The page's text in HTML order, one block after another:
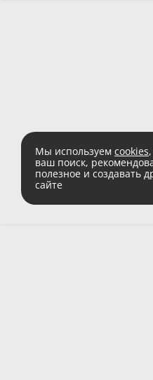
Мы используем cookies
ваш поиск,
полезное и создавать
сайте